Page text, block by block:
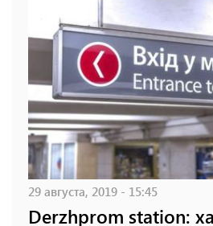
29 августа, 2019 - 15:45
Derzhprom station: